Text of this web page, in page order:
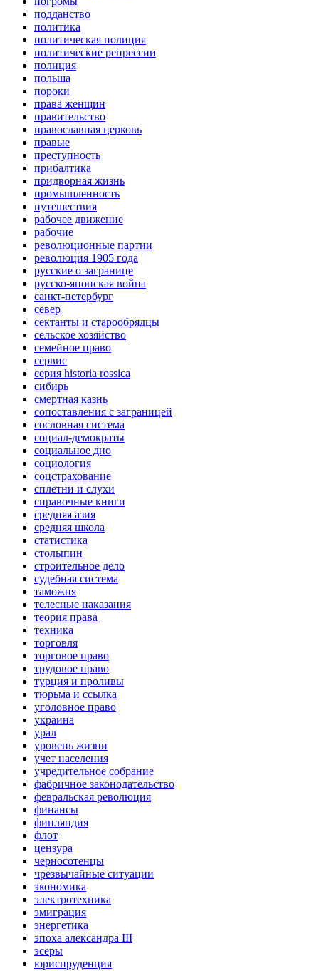
подданство
политика
политическая полиция
политические репрессии
полиция
польша
пороки
права женщин
правительство
православная церковь
правые
преступность
прибалтика
придворная жизнь
промышленность
путешествия
рабочее движение
рабочие
революционные партии
революция 1905 года
русские о загранице
русско-японская война
санкт-петербург
север
сектанты и старообрядцы
сельское хозяйство
семейное право
сервис
серия historia rossica
сибирь
смертная казнь
сопоставления с заграницей
сословная система
социал-демократы
социальное дно
социология
соцстрахование
сплетни и слухи
справочные книги
средняя азия
средняя школа
статистика
столыпин
строительное дело
судебная система
таможня
телесные наказания
теория права
техника
торговля
торговое право
трудовое право
турция и проливы
тюрьма и ссылка
уголовное право
украина
урал
уровень жизни
учет населения
учредительное собрание
фабричное законодательство
февральская революция
финансы
финляндия
флот
цензура
черносотенцы
чрезвычайные ситуации
экономика
электротехника
эмиграция
энергетика
эпоха александра III
эсеры
юриспруденция